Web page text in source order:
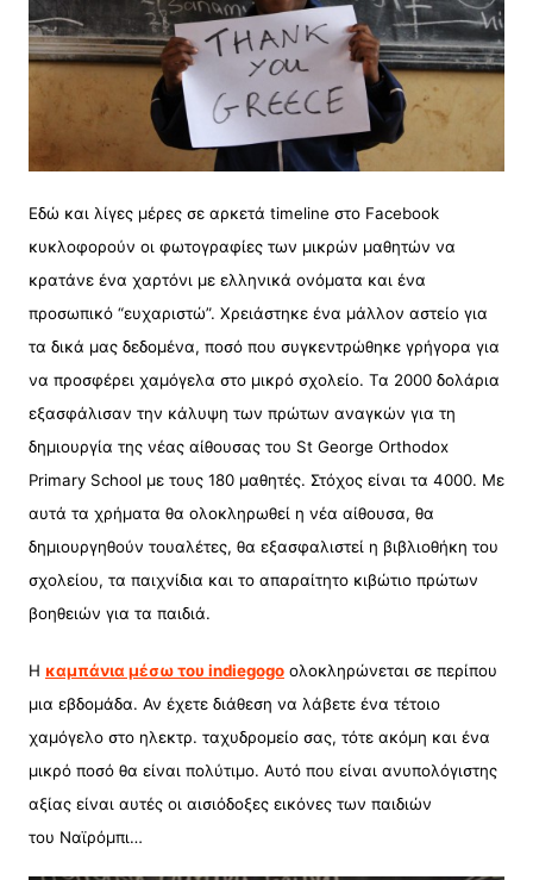
Eδώ και λίγες μέρες σε αρκετά timeline στο Facebook
κυκλοφορούν οι φωτογραφίες των μικρών μαθητών να
κρατάνε ένα χαρτόνι με ελληνικά ονόματα και ένα
προσωπικό “ευχαριστώ”. Xρειάστηκε ένα μάλλον αστείο για
τα δικά μας δεδομένα, ποσό που συγκεντρώθηκε γρήγορα για
να προσφέρει χαμόγελα στο μικρό σχολείο. Τα 2000 δολάρια
εξασφάλισαν την κάλυψη των πρώτων αναγκών για τη
δημιουργία της νέας αίθουσας του St George Orthodox
Primary School με τους 180 μαθητές. Στόχος είναι τα 4000. Με
αυτά τα χρήματα θα ολοκληρωθεί η νέα αίθουσα, θα
δημιουργηθούν τουαλέτες, θα εξασφαλιστεί η βιβλιοθήκη του
σχολείου, τα παιχνίδια και το απαραίτητο κιβώτιο πρώτων
βοηθειών για τα παιδιά.
Η καμπάνια μέσω του indiegogoολοκληρώνεται σε περίπου
μια εβδομάδα. Αν έχετε διάθεση να λάβετε ένα τέτοιο
χαμόγελο στο ηλεκτρ. ταχυδρομείο σας, τότε ακόμη και ένα
μικρό ποσό θα είναι πολύτιμο. Αυτό που είναι ανυπολόγιστης
αξίας είναι αυτές οι αισιόδοξες εικόνες των παιδιών
του Ναϊρόμπι…